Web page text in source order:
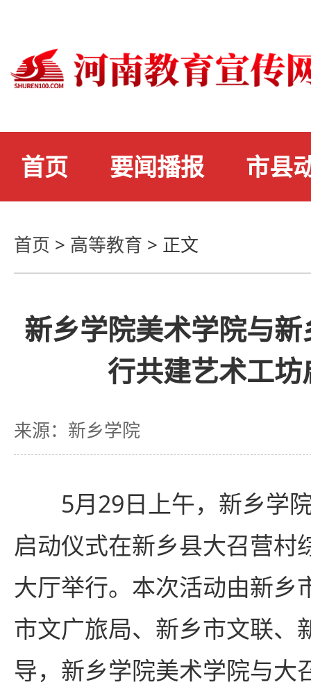
首页 要闻播报 市县
首页 > 高等教育 > 正文
新乡学院美术学院与
行共建艺术工
来源：新乡学院
5月29日上午，新乡学
启动仪式在新乡县大召营村
大厅举行。本次活动由新乡
市文广旅局、新乡市文联、
导，新乡学院美术学院与大